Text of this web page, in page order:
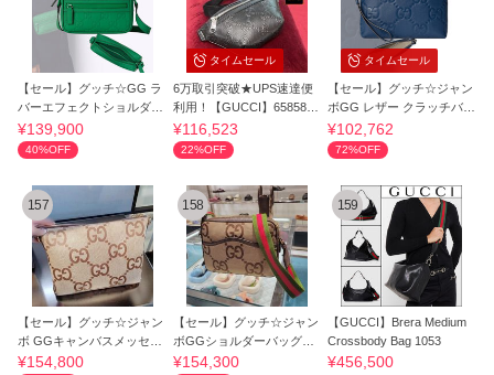
【セール】グッチ☆GG ラ
バーエフェクトショルダー
バッグ 771321
¥139,900
40%OFF
タイムセール
6万取引突破★UPS速達便
利用！【GUCCI】658582_
ベルトバッグ
¥116,523
22%OFF
タイムセール
【セール】グッチ☆ジャン
ボGG レザー クラッチバッ
グ☆696009
¥102,762
72%OFF
157
【セール】グッチ☆ジャン
ボ GGキャンバスメッセン
ジャー*699130
¥154,800
158
【セール】グッチ☆ジャン
ボGGショルダーバッグ☆6
75891 UKMDG
¥154,300
159
【GUCCI】Brera Medium
Crossbody Bag 1053
¥456,500